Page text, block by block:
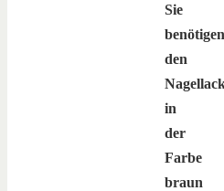
Sie
benötigen
den
in
der
Farbe
braun